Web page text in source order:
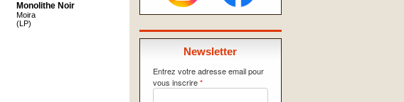
Newsletter
Entrez votre adresse email pour
vous inscrire*
Monolithe Noir
Moira
(LP)